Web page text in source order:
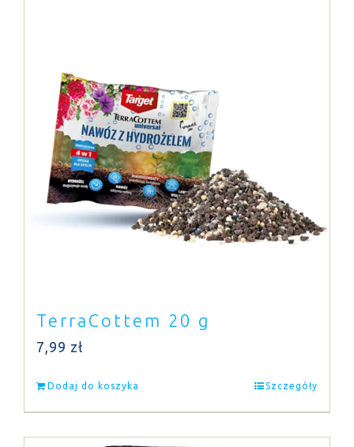
TerraCottem 20 g
7,99 zł
Dodaj do koszyka Szczegóły